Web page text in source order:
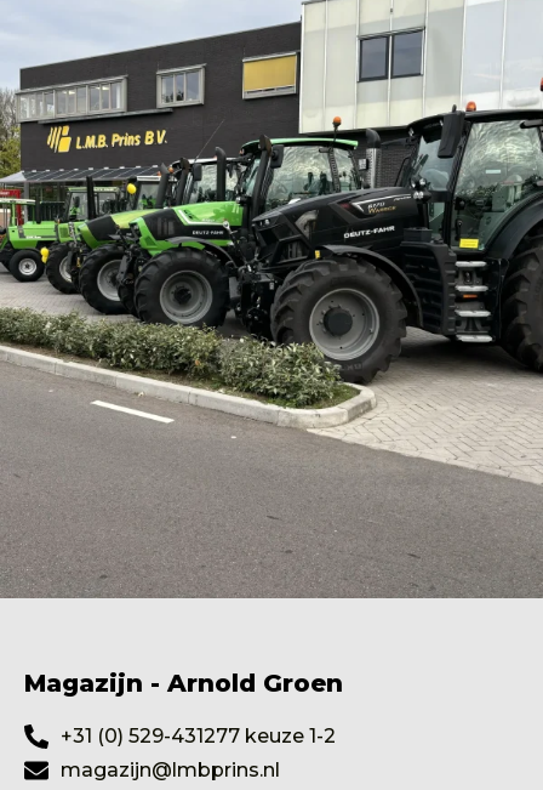
Magazijn - Arnold Groen
+31 (0) 529-431277 keuze 1-2
magazijn@lmbprins.nl